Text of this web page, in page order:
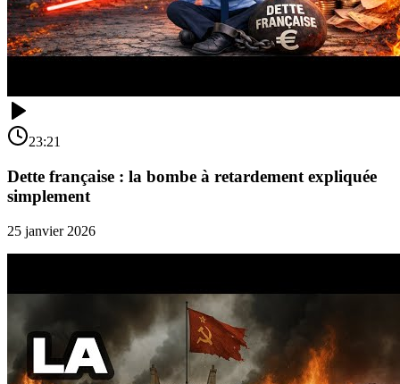
23:21
Dette française : la bombe à retardement expliquée
simplement
25 janvier 2026